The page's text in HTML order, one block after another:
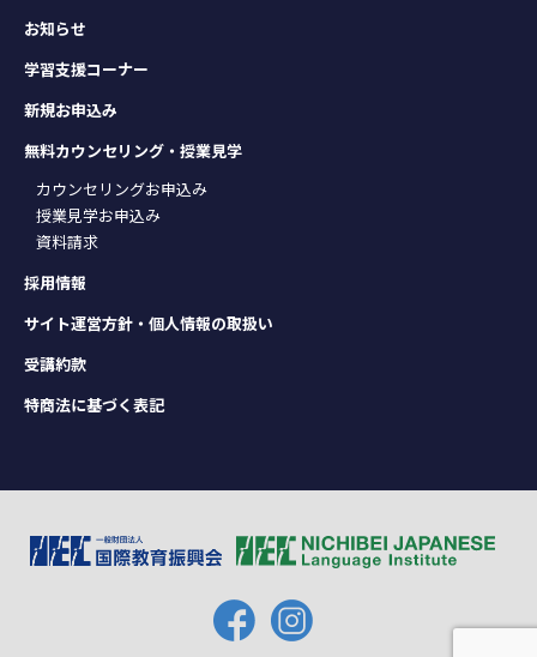
お知らせ
学習支援コーナー
新規お申込み
無料カウンセリング・授業見学
カウンセリングお申込み
授業見学お申込み
資料請求
採用情報
サイト運営方針・個人情報の取扱い
受講約款
特商法に基づく表記